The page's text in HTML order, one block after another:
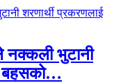
नक्कली भुटानी
बहसको…